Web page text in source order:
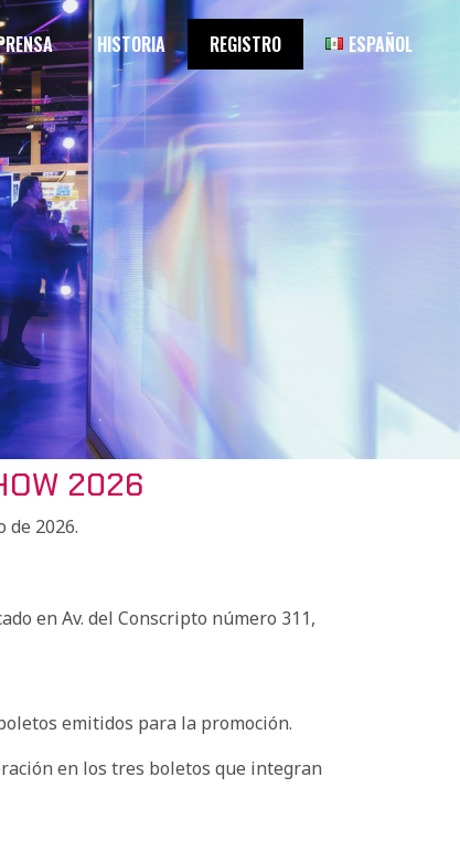
HISTORIA REGISTRO ESPAÑOL
2026
de 2026.
en Av. del Conscripto número 311,
emitidos para la promoción.
en los tres boletos que integran